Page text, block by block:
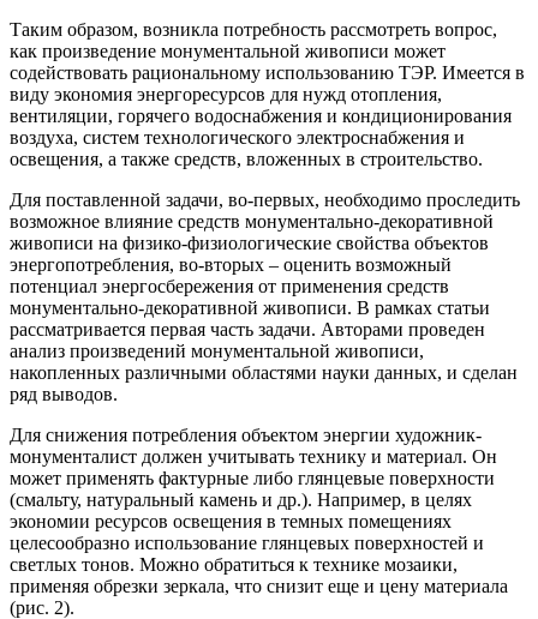
Таким образом, возникла потребность рассмотреть вопрос,
как произведение монументальной живописи может
содействовать рациональному использованию ТЭР. Имеется в
виду экономия энергоресурсов для нужд отопления,
вентиляции, горячего водоснабжения и кондиционирования
воздуха, систем технологического электроснабжения и
освещения, а также средств, вложенных в строительство.
Для поставленной задачи, во-первых, необходимо проследить
возможное влияние средств монументально-декоративной
живописи на физико-физиологические свойства объектов
энергопотребления, во-вторых – оценить возможный
потенциал энергосбережения от применения средств
монументально-декоративной живописи. В рамках статьи
рассматривается первая часть задачи. Авторами проведен
анализ произведений монументальной живописи,
накопленных различными областями науки данных, и сделан
ряд выводов.
Для снижения потребления объектом энергии художник-
монументалист должен учитывать технику и материал. Он
может применять фактурные либо глянцевые поверхности
(смальту, натуральный камень и др.). Например, в целях
экономии ресурсов освещения в темных помещениях
целесообразно использование глянцевых поверхностей и
светлых тонов. Можно обратиться к технике мозаики,
применяя обрезки зеркала, что снизит еще и цену материала
(рис. 2).